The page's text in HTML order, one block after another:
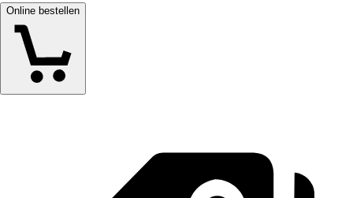
Online bestellen